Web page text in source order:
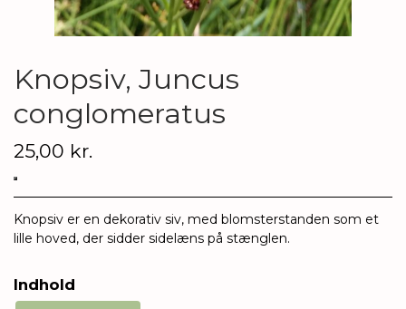
Knopsiv, Juncus
conglomeratus
25,00 kr.
Knopsiv er en dekorativ siv, med blomsterstanden som et
lille hoved, der sidder sidelæns på stænglen.
Indhold